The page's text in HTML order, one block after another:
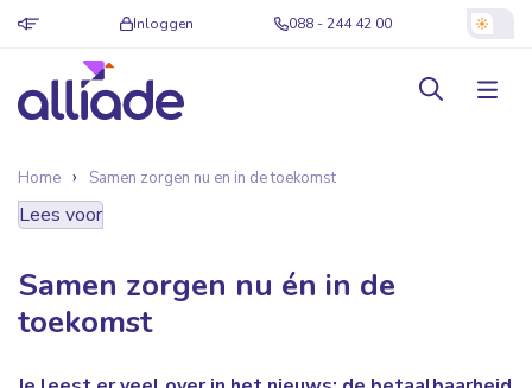
Inloggen 088 - 244 42 00
Home Samen zorgen nu en in de toekomst
Lees voor
Samen zorgen nu én in de
toekomst